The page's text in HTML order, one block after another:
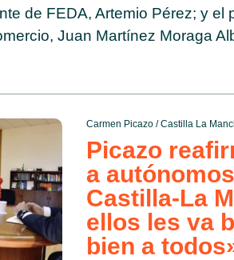
de FEDA, Artemio Pérez; y el
Juan Martínez Moraga
Carmen Picazo/Castilla La
Picazo
a
Castilla-La
ellos les va
bien a